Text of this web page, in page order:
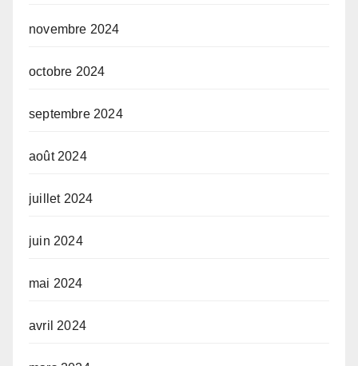
novembre 2024
octobre 2024
septembre 2024
août 2024
juillet 2024
juin 2024
mai 2024
avril 2024